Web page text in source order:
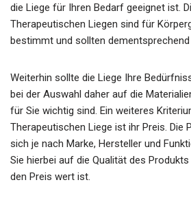
die Liege für Ihren Bedarf geeignet ist.
Therapeutischen Liegen sind für
bestimmt und sollten
Weiterhin sollte die Liege Ihre
bei der Auswahl daher auf die
für Sie wichtig sind. Ein weiteres
Therapeutischen Liege ist ihr Preis. Die
sich je nach Marke, Hersteller und
Sie hierbei auf die Qualität des
den Preis wert ist.